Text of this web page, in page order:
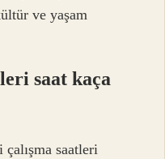
ve yaşam
saat kaça
saatleri